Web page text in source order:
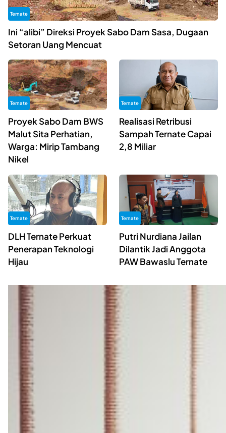
Ternate
Ini “alibi” Direksi Proyek Sabo Dam Sasa, Dugaan
Setoran Uang Mencuat
Ternate
Proyek Sabo Dam BWS
Malut Sita Perhatian,
Warga: Mirip Tambang
Nikel
Ternate
Realisasi Retribusi
Sampah Ternate Capai
2,8 Miliar
Ternate
DLH Ternate Perkuat
Penerapan Teknologi
Hijau
Ternate
Putri Nurdiana Jailan
Dilantik Jadi Anggota
PAW Bawaslu Ternate